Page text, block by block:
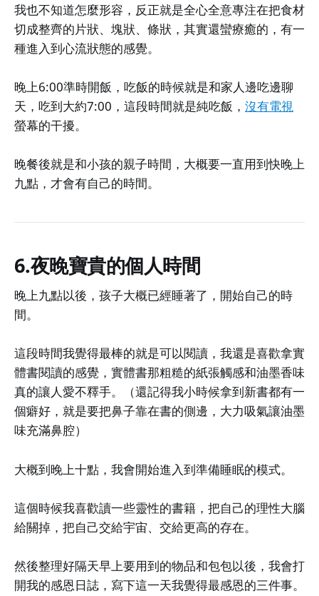
我也不知道怎麼形容，反正就是全心全意專注在把食材
切成整齊的片狀、塊狀、條狀，其實還蠻療癒的，有一
種進入到心流狀態的感覺。
晚上6:00準時開飯，吃飯的時候就是和家人邊吃邊聊
天，吃到大約7:00，這段時間就是純吃飯， 沒有電視
螢幕的干擾。
晚餐後就是和小孩的親子時間，大概要一直用到快晚上
九點，才會有自己的時間。
6.夜晚寶貴的個人時間
晚上九點以後，孩子大概已經睡著了，開始自己的時
間。
這段時間我覺得最棒的就是可以閱讀，我還是喜歡拿實
體書閱讀的感覺，實體書那粗糙的紙張觸感和油墨香味
真的讓人愛不釋手。（還記得我小時候拿到新書都有一
個癖好，就是要把鼻子靠在書的側邊，大力吸氣讓油墨
味充滿鼻腔）
大概到晚上十點，我會開始進入到準備睡眠的模式。
這個時候我喜歡讀一些靈性的書籍，把自己的理性大腦
給關掉，把自己交給宇宙、交給更高的存在。
然後整理好隔天早上要用到的物品和包包以後，我會打
開我的感恩日誌，寫下這一天我覺得最感恩的三件事。